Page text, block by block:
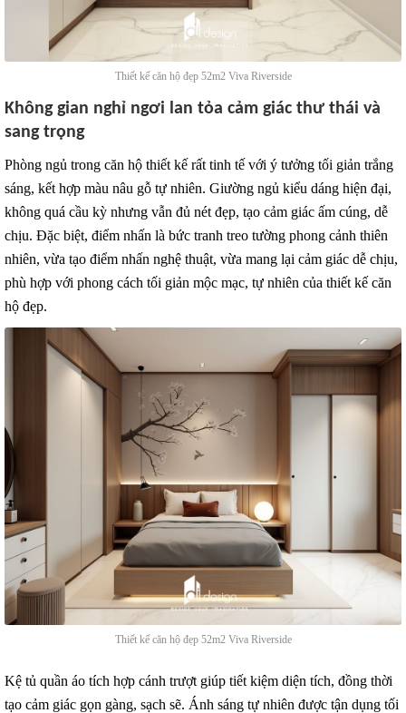
Thiết kế căn hộ đẹp 52m2 Viva Riverside
Không gian nghỉ ngơi lan tỏa cảm giác thư thái và
sang trọng
Phòng ngủ trong căn hộ thiết kế rất tinh tế với ý tưởng tối giản trắng
sáng, kết hợp màu nâu gỗ tự nhiên. Giường ngủ kiểu dáng hiện đại,
không quá cầu kỳ nhưng vẫn đủ nét đẹp, tạo cảm giác ấm cúng, dễ
chịu. Đặc biệt, điểm nhấn là bức tranh treo tường phong cảnh thiên
nhiên, vừa tạo điểm nhấn nghệ thuật, vừa mang lại cảm giác dễ chịu,
phù hợp với phong cách tối giản mộc mạc, tự nhiên của thiết kế căn
hộ đẹp.
Thiết kế căn hộ đẹp 52m2 Viva Riverside
Kệ tủ quần áo tích hợp cánh trượt giúp tiết kiệm diện tích, đồng thời
tạo cảm giác gọn gàng, sạch sẽ. Ánh sáng tự nhiên được tận dụng tối